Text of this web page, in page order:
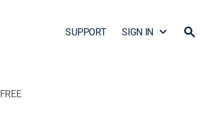
SUPPORT SIGN IN
FREE